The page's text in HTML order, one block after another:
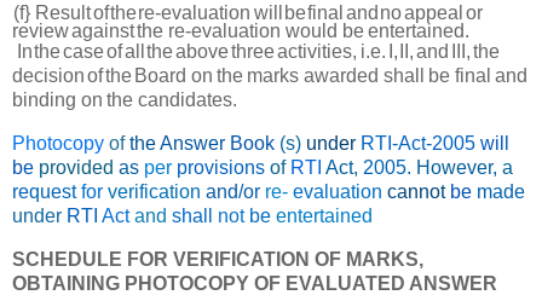
(f} Resultofthere-evaluation will befinal and noappeal or
reviewagainstthe re-evaluation would be entertained.
Inthecaseofall theabovethreeactivities, i.e. I, II,and III,the
decisionofthe Board on the marks awarded shall be final and
binding on the candidates.
Photocopy oftheAnswer Book (s) under RTI-Act-2005 will
be provided as per provisions of RTI Act, 2005. However, a
requestfor verification and/or re- evaluation cannot be made
under RTI Actand shall not be entertained
SCHEDULE FOR VERIFICATION OF MARKS,
OBTAINING PHOTOCOPY OF EVALUATED ANSWER